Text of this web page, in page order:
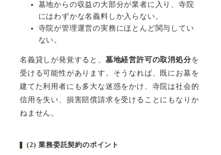
墓地からの収益の大部分が業者に入り、寺院
にはわずかな名義料しか入らない。
寺院が管理運営の実務にほとんど関与してい
ない。
名義貸しが発覚すると、 墓地経営許可の取消処分を
受ける可能性があります。そうなれば、既にお墓を
建てた利用者にも多大な迷惑をかけ、寺院は社会的
信用を失い、損害賠償請求を受けることにもなりか
ねません。
(2)業務委託契約のポイント